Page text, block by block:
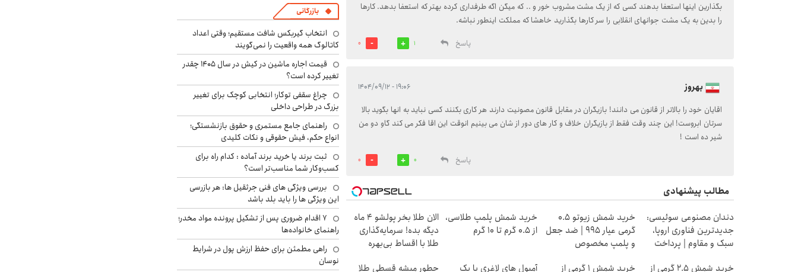
بگذارین اینها استعفا بدهند کسی که از یک مشت مشروب خور و .. که میگن اگه طرفداری کرده بهتر که استعفا بدهد. کارها
را بدین به یک مشت جوانهای انقلابی را سر کارها بگذارید خاهشا که مملکت اینطور نباشه.
پاسخ
1
0
بهروز ۱۹:۰۶ - ۱۴۰۴/۰۹/۱۲
اقایان خود را بالاتر از قانون می دانند! بازیگران در مقابل قانون مصونیت دارند هر کاری بکنند کسی نباید به انها بگوید بالا
سرتان ابروست! این چند وقت فقط از بازیگران خلاف و کار های دور از شان می بینیم انوقت این اقا فکر می کند گاو دو من
شیر ده است !
پاسخ
0
0
مطالب پیشنهادی
دندان مصنوعی سوئیسی:
جدیدترین فناوری اروپا،
سبک و مقاوم | پرداخت
خرید شمش زیوتو ۰.۵
گرمی عیار ۹۹۵ | ضد جعل
و پلمپ مخصوص
خرید شمش پلمپ طلاسی،
از ۰.۵ گرم تا ۱۰ گرم
الان طلا بخر پولشو 4 ماه
دیگه بده! سرمایه‌گذاری
طلا با اقساط بی‌بهره
خرید شمش 2.5 گرمی از
خرید شمش 1 گرمی از آمپول های لاغری با یک چطور میشه قسطی طلا
بازرگانی
انتخاب گیربکس شافت مستقیم؛ وقتی اعداد
کاتالوگ همه واقعیت را نمی‌گویند
قیمت اجاره ماشین در کیش در سال ۱۴۰۵ چقدر
تغییر کرده است؟
چراغ سقفی توکار؛ انتخابی کوچک برای تغییر
بزرگ در طراحی داخلی
راهنمای جامع مستمری و حقوق بازنشستگی؛
انواع حکم، فیش حقوقی و نکات کلیدی
ثبت برند یا خرید برند آماده : کدام راه برای
کسب‌وکار شما مناسب‌تر است؟
بررسی ویژگی های فنی جرثقیل ها: هر بازرسی
این ویژگی ها را باید بلد باشد
۷ اقدام ضروری پس از تشکیل پرونده مواد مخدر؛
راهنمای خانواده‌ها
راهی مطمئن برای حفظ ارزش پول در شرایط
نوسان